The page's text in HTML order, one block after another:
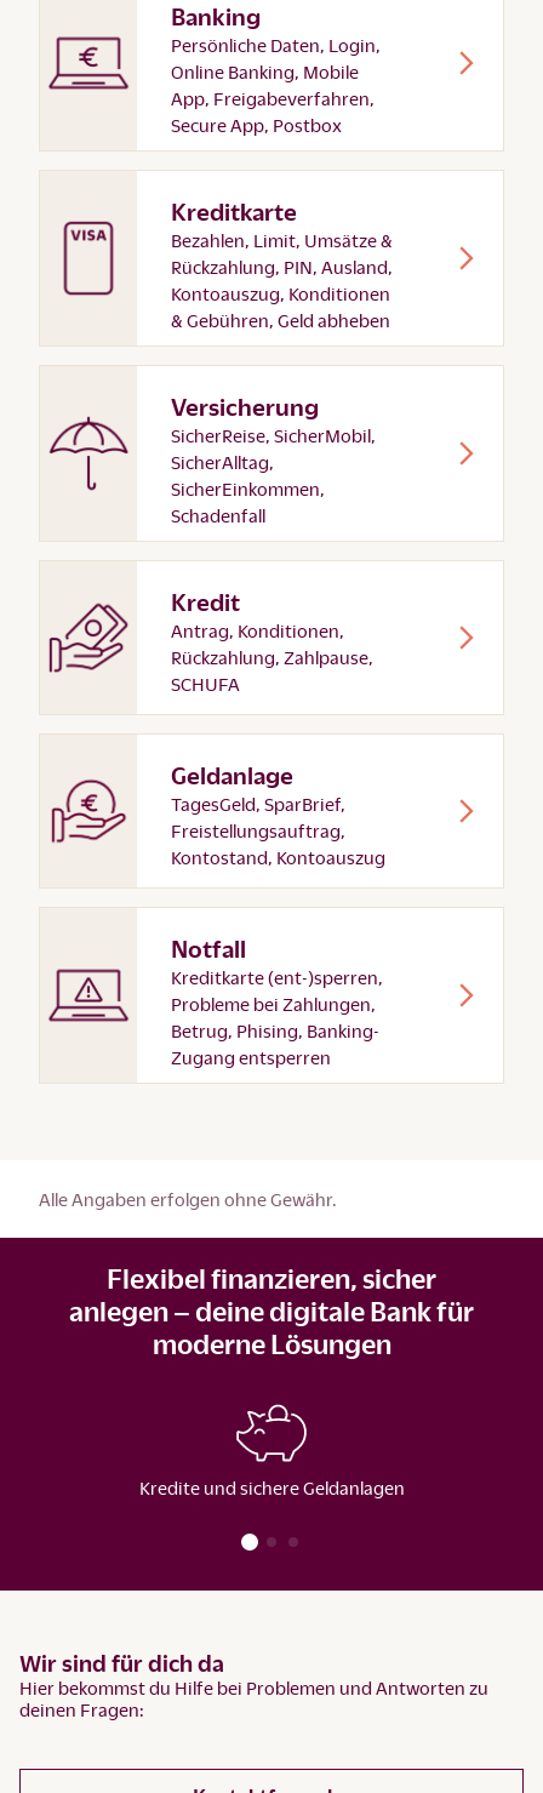
Banking
Persönliche Daten, Login,
Online Banking, Mobile
App, Freigabeverfahren,
Secure App, Postbox
Kreditkarte
Bezahlen, Limit, Umsätze &
Rückzahlung, PIN, Ausland,
Kontoauszug, Konditionen
& Gebühren, Geld abheben
Versicherung
SicherReise, SicherMobil,
SicherAlltag,
SicherEinkommen,
Schadenfall
Kredit
Antrag, Konditionen,
Rückzahlung, Zahlpause,
SCHUFA
Geldanlage
TagesGeld, SparBrief,
Freistellungsauftrag,
Kontostand, Kontoauszug
Notfall
Kreditkarte (ent-)sperren,
Probleme bei Zahlungen,
Betrug, Phising, Banking-
Zugang entsperren
Alle Angaben erfolgen ohne Gewähr.
Flexibel finanzieren, sicher
anlegen – deine digitale Bank für
moderne Lösungen
Kredite und sichere Geldanlagen
Wir sind für dich da
Hier bekommst du Hilfe bei Problemen und Antworten zu
deinen Fragen: